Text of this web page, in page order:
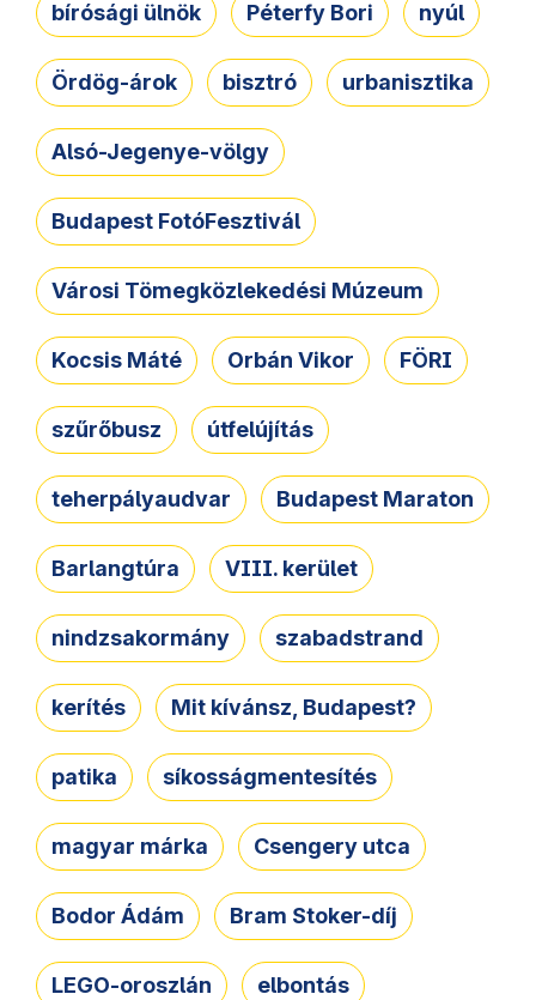
bírósági ülnök Péterfy Bori nyúl
Ördög-árok bisztró urbanisztika
Alsó-Jegenye-völgy
Budapest FotóFesztivál
Városi Tömegközlekedési Múzeum
Kocsis Máté Orbán Vikor FÖRI
szűrőbusz útfelújítás
teherpályaudvar Budapest Maraton
Barlangtúra VIII. kerület
nindzsakormány szabadstrand
kerítés Mit kívánsz, Budapest?
patika síkosságmentesítés
magyar márka Csengery utca
Bodor Ádám Bram Stoker-díj
LEGO-oroszlán elbontás